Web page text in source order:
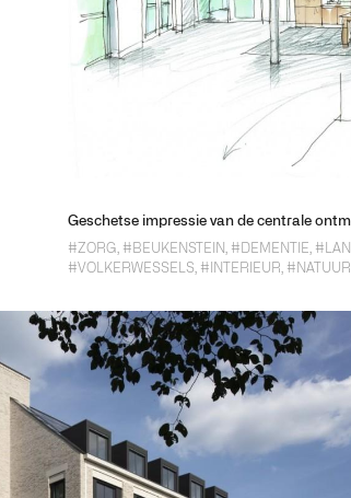
Geschetse impressie van de centrale
#ZORG #BEUKENSTEIN #DEMENTIE
#VOLKERWESSELS #INTERIEUR